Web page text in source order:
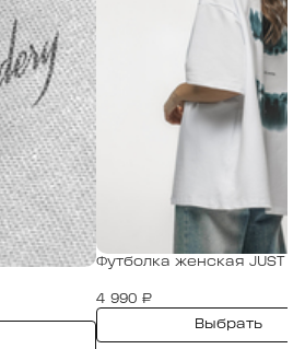
Футболка женская JUST
4 990 ₽
Выбрать